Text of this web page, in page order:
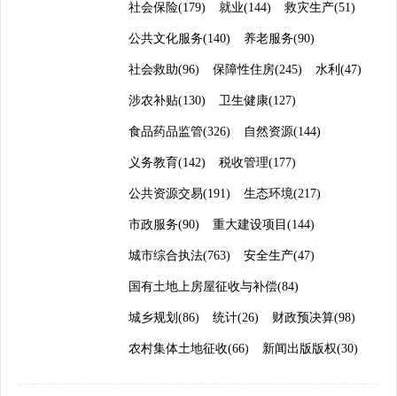
社会保险(179) 就业(144) 救灾生产(51)
公共文化服务(140) 养老服务(90)
社会救助(96) 保障性住房(245) 水利(47)
涉农补贴(130) 卫生健康(127)
食品药品监管(326) 自然资源(144)
义务教育(142) 税收管理(177)
公共资源交易(191) 生态环境(217)
市政服务(90) 重大建设项目(144)
城市综合执法(763) 安全生产(47)
国有土地上房屋征收与补偿(84)
城乡规划(86) 统计(26) 财政预决算(98)
农村集体土地征收(66) 新闻出版版权(30)